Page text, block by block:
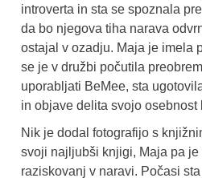
introverta in sta se spoznala
da bo njegova tiha narava
ostajal v ozadju. Maja je imela
se je v družbi počutila
uporabljati BeMee, sta
in objave delita svojo osebnost
Nik je dodal fotografijo s
svoji najljubši knjigi, Maja pa
raziskovanj v naravi. Počasi